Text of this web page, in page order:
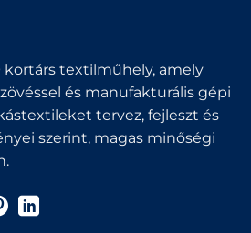
kortárs textilműhely, amely
és manufakturális gépi
tervez, fejleszt és
szerint, magas minőségi